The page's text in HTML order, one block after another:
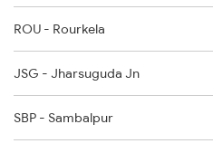
2157 Src Humsafar Spl
2158 Hbj Humsafar Spl
2221 Pune Hwh Ac Spl
ROU - Rourkela
JSG - Jharsuguda Jn
SBP - Sambalpur